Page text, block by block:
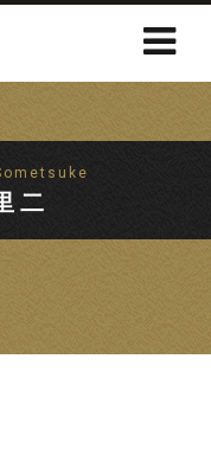
二